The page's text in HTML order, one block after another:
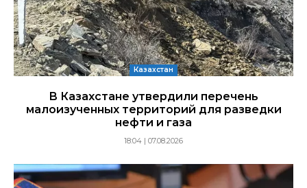
Казахстан
В Казахстане утвердили перечень
малоизученных территорий для разведки
нефти и газа
18:04 | 07.08.2026